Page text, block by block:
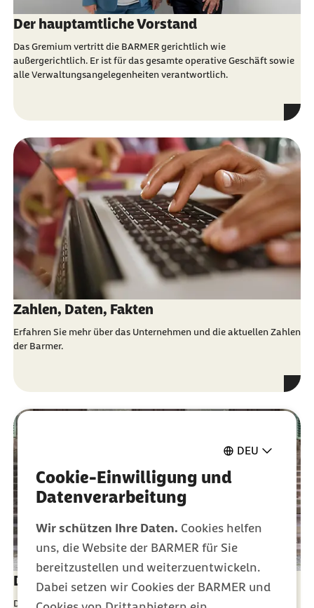
DEU
Cookie-Einwilligung und
Datenverarbeitung
Wir schützen Ihre Daten. Cookies helfen
uns, die Website der BARMER für Sie
bereitzustellen und weiterzuentwickeln.
Dabei setzen wir Cookies der BARMER und
Der hauptamtliche Vorstand
Das Gremium vertritt die BARMERgerichtlich wie
außergerichtlich. Er ist für das gesamte operative Geschäft sowie
alle Verwaltungsangelegenheiten verantwortlich.
Zahlen, Daten, Fakten
Erfahren Sie mehr über das Unternehmen und die aktuellen Zahlen
der Barmer.
Die Basis hat das Sagen
Die Barmer Selbstverwaltung besteht aus Vertreterinnen und